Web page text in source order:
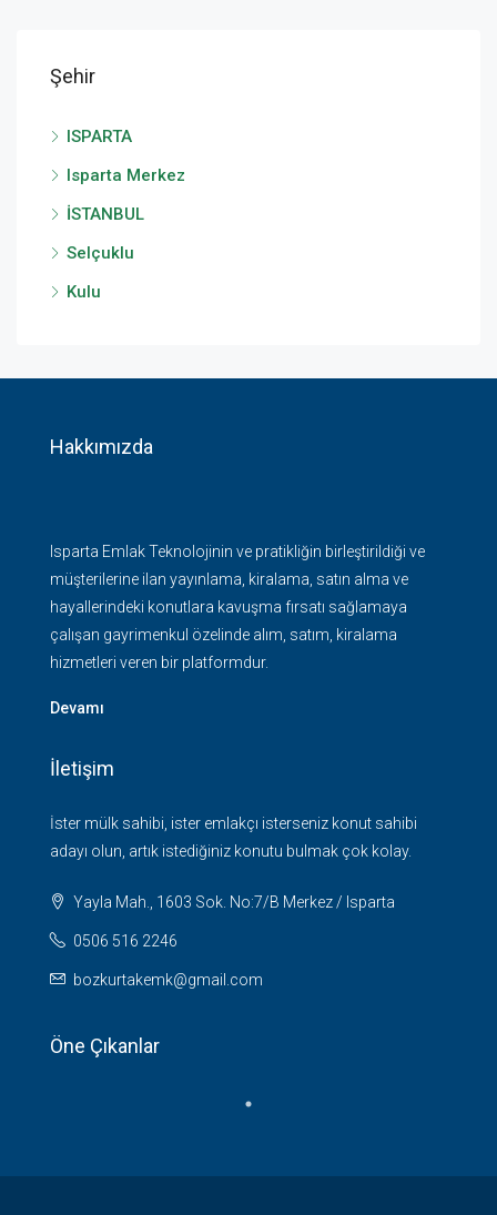
Şehir
ISPARTA
Isparta Merkez
İSTANBUL
Selçuklu
Kulu
Hakkımızda
Isparta Emlak Teknolojinin ve pratikliğin birleştirildiği ve
müşterilerine ilan yayınlama, kiralama, satın alma ve
hayallerindeki konutlara kavuşma fırsatı sağlamaya
çalışan gayrimenkul özelinde alım, satım, kiralama
hizmetleri veren bir platformdur.
Devamı
İletişim
İster mülk sahibi, ister emlakçı isterseniz konut sahibi
adayı olun, artık istediğiniz konutu bulmak çok kolay.
Yayla Mah., 1603 Sok. No:7/B Merkez / Isparta
0506 516 2246
bozkurtakemk@gmail.com
Öne Çıkanlar